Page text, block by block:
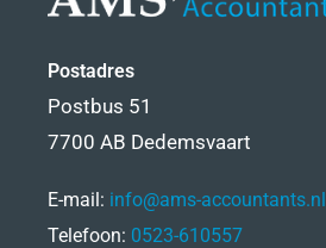
Postadres
Postbus 51
7700 AB Dedemsvaart
E-mail: info@ams-accountants.nl
Telefoon: 0523-610557